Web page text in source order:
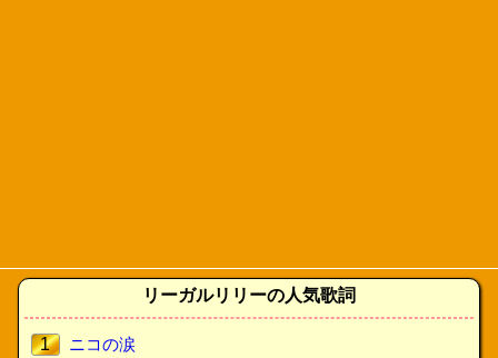
リーガルリリーの人気歌詞
1
ニコの涙